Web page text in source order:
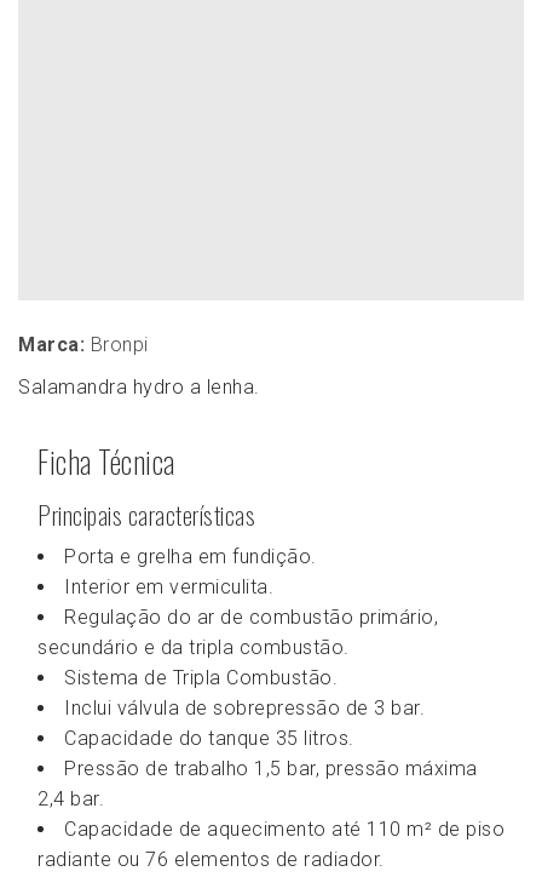
Marca: Bronpi
Salamandra hydro a lenha.
Ficha Técnica
Principais características
Porta e grelha em fundição.
Interior em vermiculita.
Regulação do ar de combustão primário,
secundário e da tripla combustão.
Sistema de Tripla Combustão.
Inclui válvula de sobrepressão de 3 bar.
Capacidade do tanque 35 litros.
Pressão de trabalho 1,5 bar, pressão máxima
2,4 bar.
Capacidade de aquecimento até 110 m² de piso
radiante ou 76 elementos de radiador.